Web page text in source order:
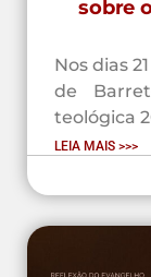
sobre
Nos dias
de
teológica
LEIA MAIS >>>